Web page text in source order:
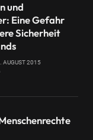
und
Eine Gefahr
Sicherheit
AUGUST 2015